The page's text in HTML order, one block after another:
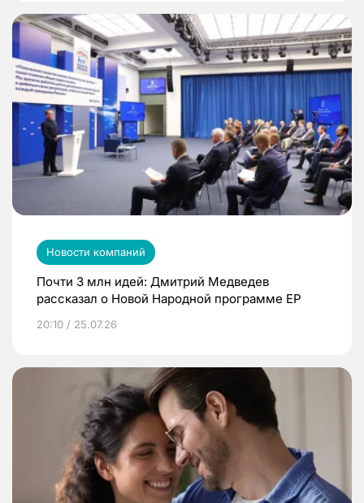
Новости компаний
Почти 3 млн идей: Дмитрий Медведев
рассказал о Новой Народной программе ЕР
20:10 / 25.07.26